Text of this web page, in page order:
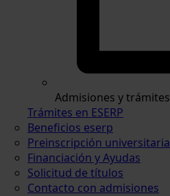
Admisiones y trámites
Trámites en ESERP
Beneficios eserp
Preinscripción universitaria
Financiación y Ayudas
Solicitud de títulos
Contacto con admisiones